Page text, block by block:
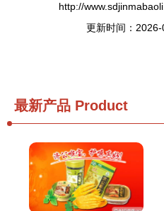
http://
更新时间：
最新产品 Product